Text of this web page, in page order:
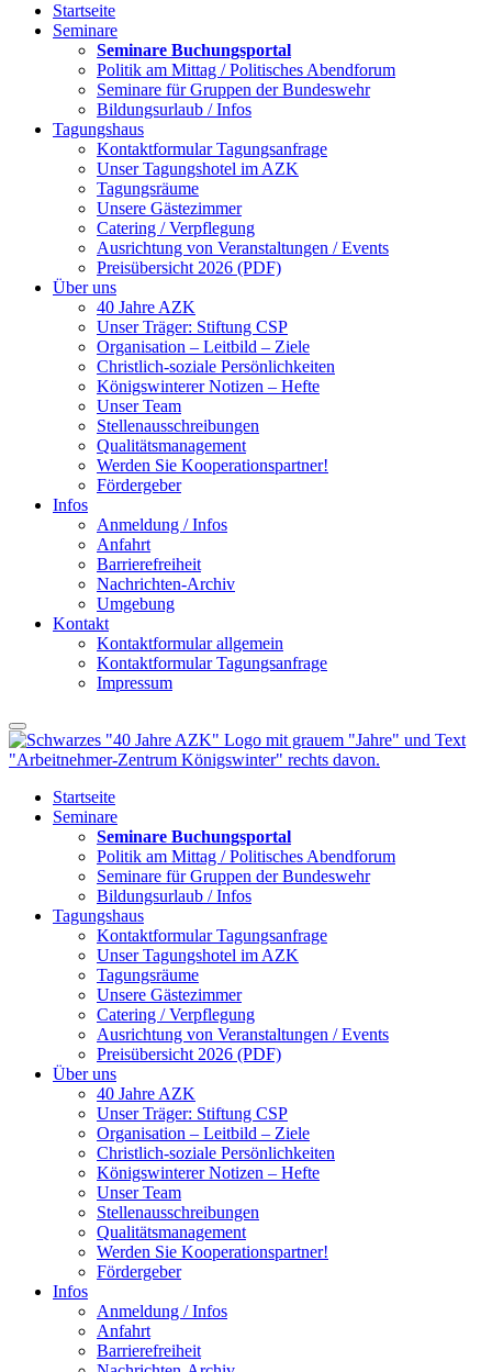
Startseite
Seminare
Seminare Buchungsportal
Politik am Mittag / Politisches Abendforum
Seminare für Gruppen der Bundeswehr
Bildungsurlaub / Infos
Tagungshaus
Kontaktformular Tagungsanfrage
Unser Tagungshotel im AZK
Tagungsräume
Unsere Gästezimmer
Catering / Verpflegung
Ausrichtung von Veranstaltungen / Events
Preisübersicht 2026 (PDF)
Über uns
40 Jahre AZK
Unser Träger: Stiftung CSP
Organisation – Leitbild – Ziele
Christlich-soziale Persönlichkeiten
Königswinterer Notizen – Hefte
Unser Team
Stellenausschreibungen
Qualitätsmanagement
Werden Sie Kooperationspartner!
Fördergeber
Infos
Anmeldung / Infos
Anfahrt
Barrierefreiheit
Nachrichten-Archiv
Umgebung
Kontakt
Kontaktformular allgemein
Kontaktformular Tagungsanfrage
Impressum
Startseite
Seminare
Seminare Buchungsportal
Politik am Mittag / Politisches Abendforum
Seminare für Gruppen der Bundeswehr
Bildungsurlaub / Infos
Tagungshaus
Kontaktformular Tagungsanfrage
Unser Tagungshotel im AZK
Tagungsräume
Unsere Gästezimmer
Catering / Verpflegung
Ausrichtung von Veranstaltungen / Events
Preisübersicht 2026 (PDF)
Über uns
40 Jahre AZK
Unser Träger: Stiftung CSP
Organisation – Leitbild – Ziele
Christlich-soziale Persönlichkeiten
Königswinterer Notizen – Hefte
Unser Team
Stellenausschreibungen
Qualitätsmanagement
Werden Sie Kooperationspartner!
Fördergeber
Infos
Anmeldung / Infos
Anfahrt
Barrierefreiheit